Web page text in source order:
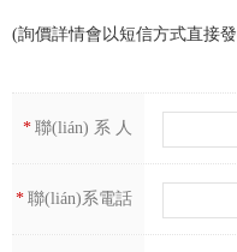
(詢價詳情會以短信方式直接發
* 聯(lián) 系 人
* 聯(lián)系電話